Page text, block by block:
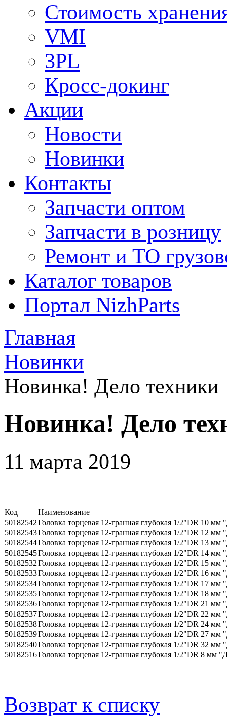
Стоимость
VMI
3PL
Кросс-докинг
Акции
Новости
Новинки
Контакты
Запчасти оптом
Запчасти в розницу
Ремонт и ТО
Каталог товаров
Портал NizhParts
Главная
Новинки
Новинка! Дело техники
Новинка! Дело
11 марта 2019
Код
Наименование
50182542Головка торцевая 12-гранная глубокая 1/2"DR 10
50182543Головка торцевая 12-гранная глубокая 1/2"DR 12
50182544Головка торцевая 12-гранная глубокая 1/2"DR 13
50182545Головка торцевая 12-гранная глубокая 1/2"DR 14
50182532Головка торцевая 12-гранная глубокая 1/2"DR 15
50182533Головка торцевая 12-гранная глубокая 1/2"DR 16
50182534Головка торцевая 12-гранная глубокая 1/2"DR 17
50182535Головка торцевая 12-гранная глубокая 1/2"DR 18
50182536Головка торцевая 12-гранная глубокая 1/2"DR 21
50182537Головка торцевая 12-гранная глубокая 1/2"DR 22
50182538Головка торцевая 12-гранная глубокая 1/2"DR 24
50182539Головка торцевая 12-гранная глубокая 1/2"DR 27
50182540Головка торцевая 12-гранная глубокая 1/2"DR 32
50182516Головка торцевая 12-гранная глубокая 1/2"DR 8 мм
Возврат к списку